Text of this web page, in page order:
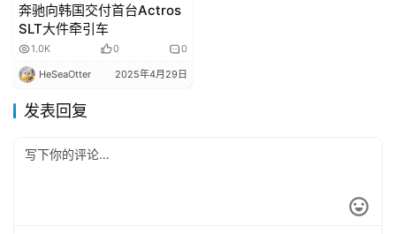
奔驰向韩国交付首台Actros
SLT大件牵引车
1.0K 0 0
HeSeaOtter 2025年4月29日
发表回复